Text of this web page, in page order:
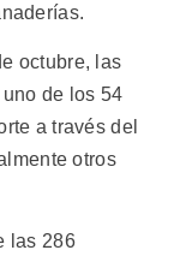
octubre, las
de los 54
a través del
otros
las 286